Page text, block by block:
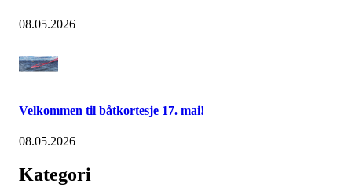
08.05.2026
Velkommen til båtkortesje 17. mai!
08.05.2026
Kategori